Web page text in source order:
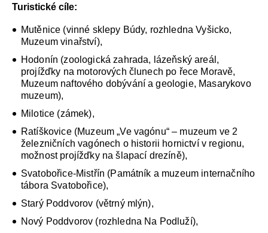
Turistické cíle:
Mutěnice (vinné sklepy Búdy, rozhledna Vyšicko,
Muzeum vinařství),
Hodonín (zoologická zahrada, lázeňský areál,
projížďky na motorových člunech po řece Moravě,
Muzeum naftového dobývání a geologie, Masarykovo
muzeum),
Milotice (zámek),
Ratíškovice (Muzeum „Ve vagónu“ – muzeum ve 2
železničních vagónech o historii hornictví v regionu,
možnost projížďky na šlapací drezíně),
Svatobořice-Mistřín (Památník a muzeum internačního
tábora Svatobořice),
Starý Poddvorov (větrný mlýn),
Nový Poddvorov (rozhledna Na Podluží),